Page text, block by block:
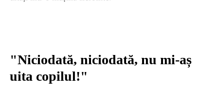
"Niciodată, niciodată, nu mi-aș
uita copilul!"